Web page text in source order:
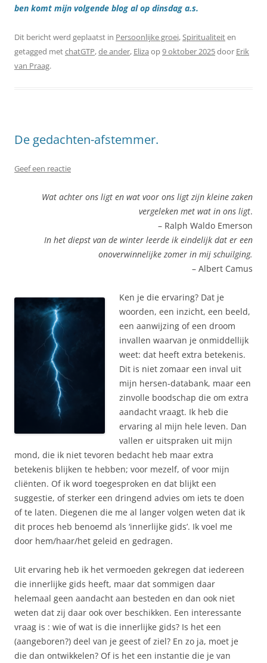
ben komt mijn volgende blog al op dinsdag a.s.
Dit bericht werd geplaatst in Persoonlijke groei,Spiritualiteiten
getagged metchatGTP,de ander, Eliza op9 oktober 2025door Erik
van Praag.
De gedachten-afstemmer.
Geef een reactie
Wat achter ons ligt en wat voor ons ligt zijn kleine zaken
vergeleken met wat in ons ligt.
– Ralph Waldo Emerson
In het diepst van de winter leerde ik eindelijk dat er een
onoverwinnelijke zomer in mij schuilging.
– Albert Camus
Ken je die ervaring? Dat je
woorden, een inzicht, een beeld,
een aanwijzing of een droom
invallen waarvan je onmiddellijk
weet: dat heeft extra betekenis.
Dit is niet zomaar een inval uit
mijn hersen-databank, maar een
zinvolle boodschap die om extra
aandacht vraagt. Ik heb die
ervaring al mijn hele leven. Dan
vallen er uitspraken uit mijn
mond, die ik niet tevoren bedacht heb maar extra
betekenis blijken te hebben; voor mezelf, of voor mijn
cliënten. Of ik word toegesproken en dat blijkt een
suggestie, of sterker een dringend advies om iets te doen
of te laten. Diegenen die me al langer volgen weten dat ik
dit proces heb benoemd als ‘innerlijke gids’. Ik voel me
door hem/haar/het geleid en gedragen.
Uit ervaring heb ik het vermoeden gekregen dat iedereen
die innerlijke gids heeft, maar dat sommigen daar
helemaal geen aandacht aan besteden en dan ook niet
weten dat zij daar ook over beschikken. Een interessante
vraag is : wie of wat is die innerlijke gids? Is het een
(aangeboren?) deel van je geest of ziel? En zo ja, moet je
die dan ontwikkelen? Of is het een instantie die je van